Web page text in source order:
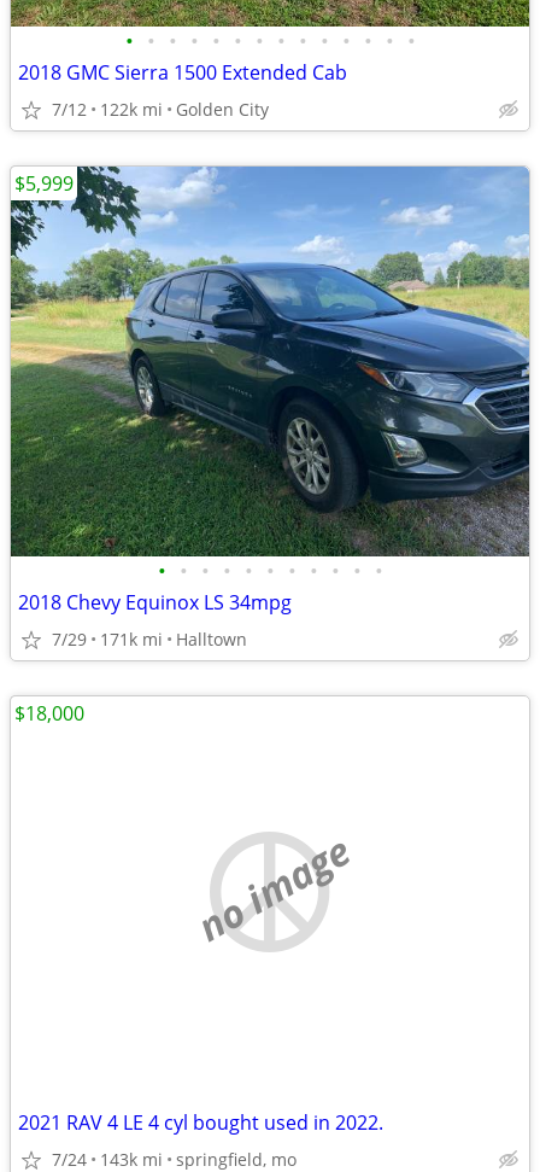
• • • • • • • • • • • • • •
2018 GMC Sierra 1500 Extended Cab
7/12 122k mi Golden City
• • • • • • • • • • •
2018 Chevy Equinox LS 34mpg
7/29 171k mi Halltown
$5,999
no image
2021 RAV 4 LE 4 cyl bought used in 2022.
7/24 143k mi springfield, mo
$18,000